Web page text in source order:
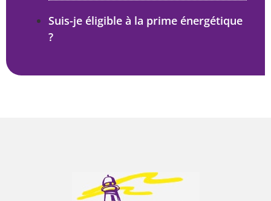
Suis-je éligible à la prime énergétique
?